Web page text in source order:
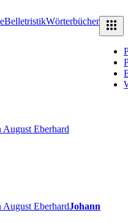
BelletristikWörterbücher
Johann